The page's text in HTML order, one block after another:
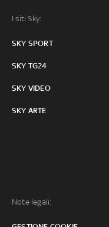
I siti Sky:
SKY SPORT
SKY TG24
SKY VIDEO
SKY ARTE
Note legali: